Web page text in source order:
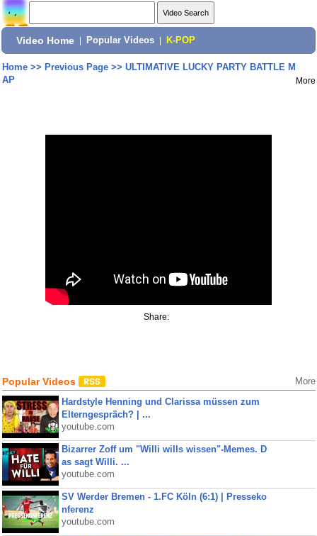
Video Home Popular Videos K-POP
Home>> Previous Page>> ULTIMATIVE LUCKY PARTY BATTLE M
AP
More
Share:
Popular Videos More
Hardstyle Henning und Clarissa müssen zum
Elterngespräch? | ...
youtube.com
Bizarrer Zoff um "Willi wills wissen"-Memes. D
as sagt Willi. ...
youtube.com
SV Werder Bremen - 1.FC Köln (6:1) | Presseko
nferenz
youtube.com